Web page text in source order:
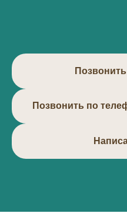
Позвонить по